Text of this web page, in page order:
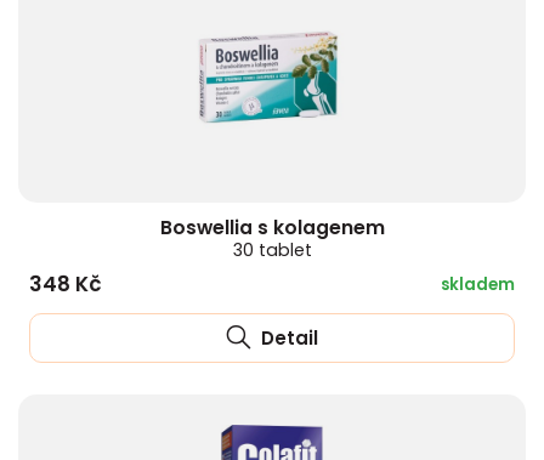
Boswellia s kolagenem
30 tablet
348 Kč skladem
Detail